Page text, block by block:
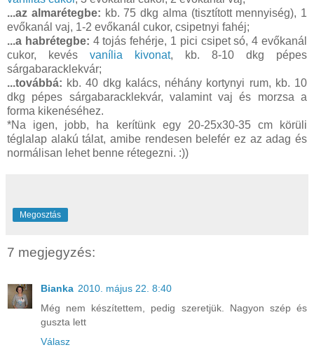
...az almarétegbe: kb. 75 dkg alma (tisztított mennyiség), 1
evőkanál vaj, 1-2 evőkanál cukor, csipetnyi fahéj;
...a habrétegbe: 4 tojás fehérje, 1 pici csipet só, 4 evőkanál
cukor, kevés vanília kivonat, kb. 8-10 dkg pépes
sárgabaracklekvár;
...továbbá: kb. 40 dkg kalács, néhány kortynyi rum, kb. 10
dkg pépes sárgabaracklekvár, valamint vaj és morzsa a
forma kikenéséhez.
*Na igen, jobb, ha kerítünk egy 20-25x30-35 cm körüli
téglalap alakú tálat, amibe rendesen belefér ez az adag és
normálisan lehet benne rétegezni. :))
Megosztás
7 megjegyzés:
Bianka 2010. május 22. 8:40
Még nem készítettem, pedig szeretjük. Nagyon szép és
guszta lett
Válasz